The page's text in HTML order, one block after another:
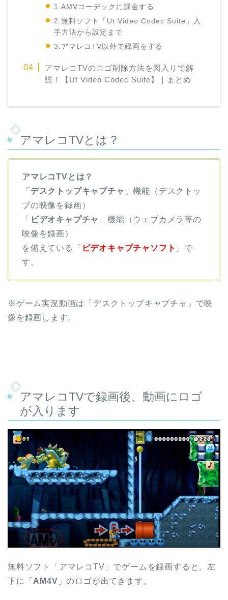
1.AMVコーデックに課金する
2.無料ソフト「Ut Video Codec Suite」入
手方法から設定まで
3.アマレコTV以外で録画をする
アマレコTVのロゴ削除方法を図入りで解
説！【Ut Video Codec Suite】｜まとめ
アマレコTVとは？
アマレコTVとは？
「 デスクトップキャプチャ 」機能（デスクトッ
プの映像を録画）
「 ビデオキャプチャ 」機能（ウェブカメラ等の
映像を録画）
を備えている「 ビデオキャプチャソフト 」で
す。
※ゲーム実況動画は「デスクトップキャプチャ」で映
像を録画します。
アマレコTVで録画後、動画にロゴ
が入ります
無料ソフト「アマレコTV」でゲームを録画すると、左
下に「 AM4V 」のロゴが出てきます。